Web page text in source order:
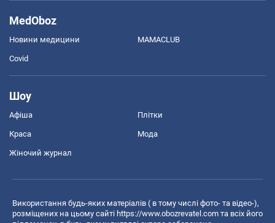
MedOboz
Новини медицини MAMACLUB
Covid
Шоу
Афіша Плітки
Краса Мода
Жіночий журнал
Використання будь-яких матеріалів ( в тому числі фото- та відео-),
розміщених на цьому сайті https://www.obozrevatel.com та всіх його